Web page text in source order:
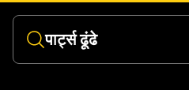
पार्ट्स ढूंढे